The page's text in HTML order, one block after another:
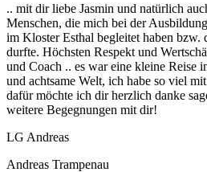
.. mit dir liebe Jasmin und natürlich
Menschen, die mich bei der
im Kloster Esthal begleitet haben bzw.
durfte. Höchsten Respekt und
und Coach .. es war eine kleine Reise
und achtsame Welt, ich habe so viel
dafür möchte ich dir herzlich danke
weitere Begegnungen mit dir!
LG Andreas
Andreas Trampenau